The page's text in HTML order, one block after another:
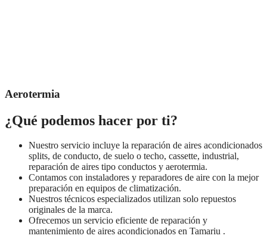
Aerotermia
¿Qué podemos hacer por ti?
Nuestro servicio incluye la reparación de aires acondicionados
splits, de conducto, de suelo o techo, cassette, industrial,
reparación de aires tipo conductos y aerotermia.
Contamos con instaladores y reparadores de aire con la mejor
preparación en equipos de climatización.
Nuestros técnicos especializados utilizan solo repuestos
originales de la marca.
Ofrecemos un servicio eficiente de reparación y
mantenimiento de aires acondicionados en Tamariu .